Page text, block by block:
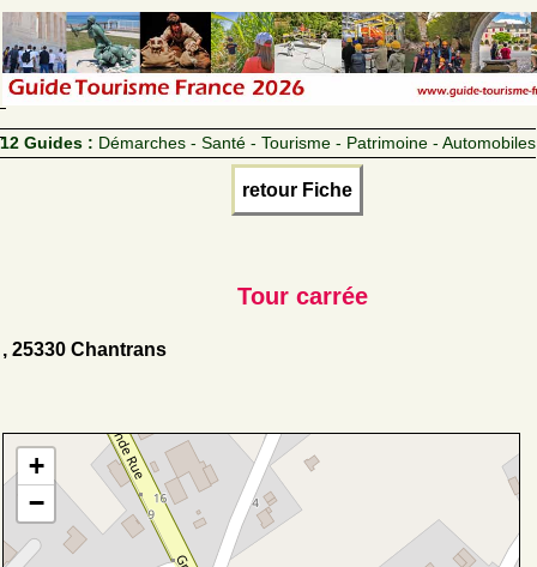
12 Guides : Démarches - Santé - Tourisme - Patrimoine - Automobiles
retour Fiche
Tour carrée
, 25330 Chantrans
+
−